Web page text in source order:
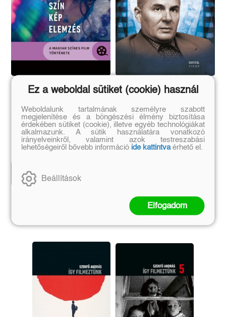
Szín-kép-elemzés
A magyar színes film
története
Kovács Ágnes
Eredeti ár:
5 600 Ft
Kötött ár:
5 040 Ft
Kosárba
Négyszemközt
Koltay Gábor
Eredeti ár:
4 499 Ft
Kötött ár:
4 049 Ft
Szerző további művei
Ez a weboldal sütiket (cookie) használ
Weboldalunk tartalmának személyre szabott
megjelenítése és a böngészési élmény biztosítása
érdekében sütiket (cookie), illetve egyéb technológiákat
alkalmazunk. A sütik használatára vonatkozó
irányelveinkről, valamint azok testreszabási
lehetőségeiről bővebb információ ide kattintvaérhető el.
Beállítások
Elfogadom